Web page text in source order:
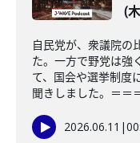
(
自民党が、衆議院の
た。一方で野党は強
て、国会や選挙制度
聞きしました。＝＝
2026.06.11 |